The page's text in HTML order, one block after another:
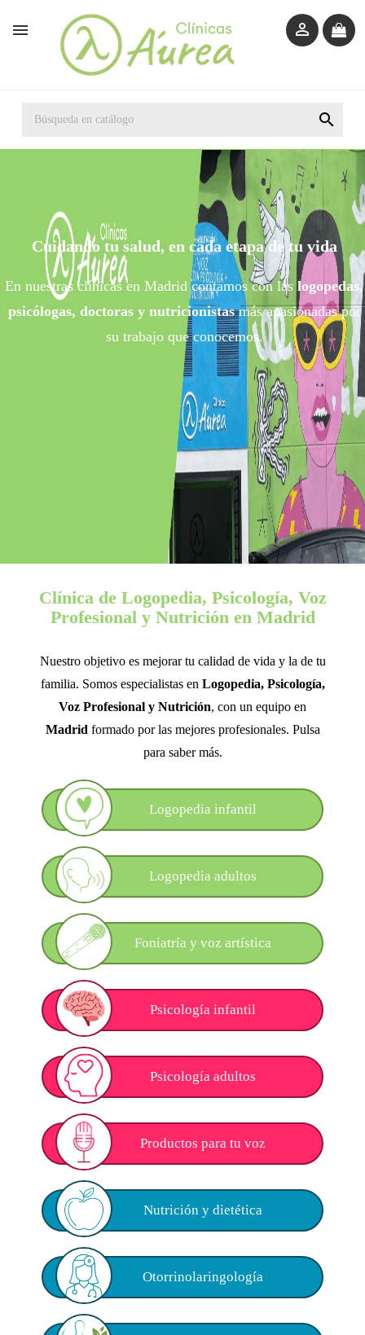
 

Cuidando tu salud, en cada etapa de tu vida
En nuestras clínicas en Madrid contamos con laslogopedas,
psicólogas, doctoras y nutricionistasmás apasionadas por
su trabajo que conocemos.
Clínica de Logopedia, Psicología, Voz
Profesional y Nutrición en Madrid
Nuestro objetivo es mejorar tu calidad de vida y la de tu
familia. Somos especialistas en Logopedia, Psicología,
Voz Profesional y Nutrición, con un equipo en
Madrid formado por las mejores profesionales. Pulsa
para saber más.
Logopedia infantil
Logopedia adultos
Foniatría y voz artística
Psicología infantil
Psicología adultos
Productos para tu voz
Nutrición y dietética
Otorrinolaringología